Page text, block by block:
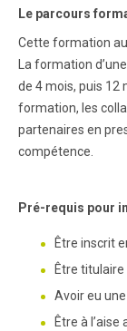
Le parcours
Cette formation
La formation
de 4 mois, puis 12
formation, les
partenaires en
compétence.
Pré-requis pour
Être inscrit
Être titulaire
Avoir eu
Être à